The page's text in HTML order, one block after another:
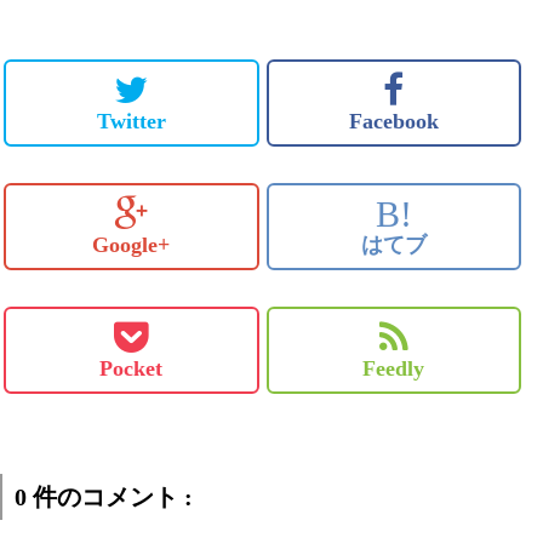
Twitter Facebook
Google+
B!
はてブ
Pocket Feedly
0 件のコメント :